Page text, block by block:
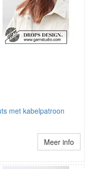
met kabelpatroon
Meer info